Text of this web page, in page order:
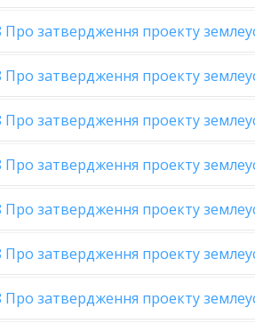
Про затвердження проекту
затвердження проекту
затвердження проекту
затвердження проекту
затвердження проекту
затвердження проекту
затвердження проекту